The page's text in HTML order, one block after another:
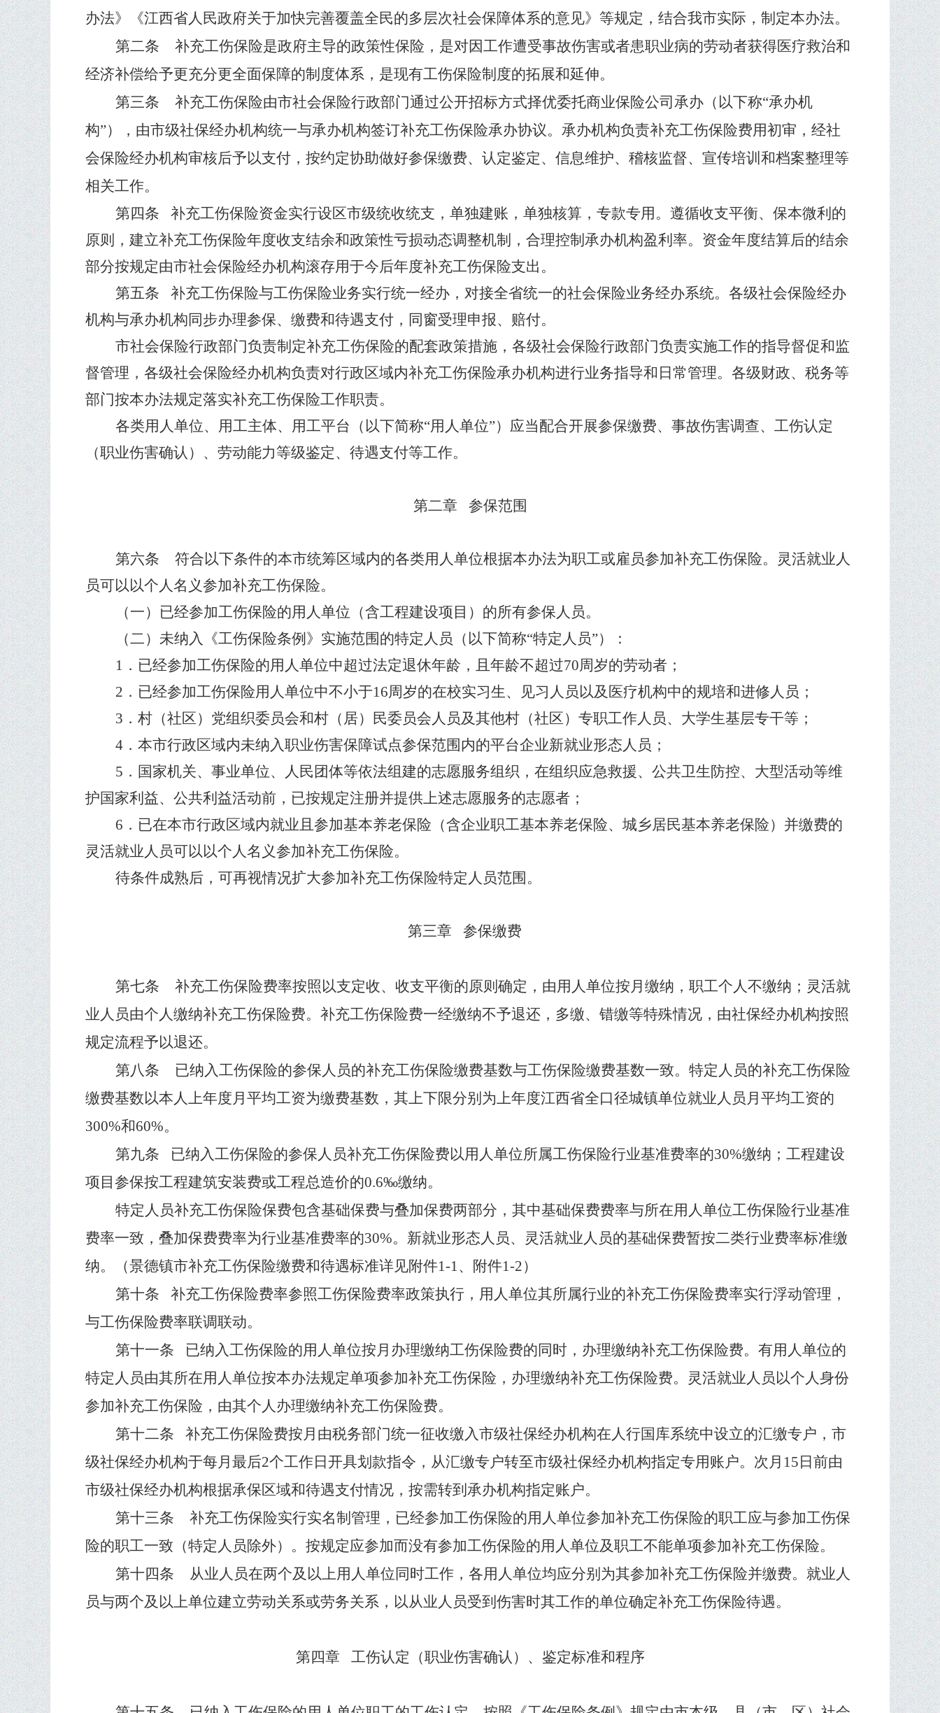
办法》《江西省人民政府关于加快完善覆盖全民的多层次社会保障体系的意见》等规定，结合我市实际，制定本办法。
第二条
补充工伤保险是政府主导的政策性保险，是对因工作遭受事故伤害或者患职业病的劳动者获得医疗救治和
经济补偿给予更充分更全面保障的制度体系，是现有工伤保险制度的拓展和延伸。
第三条
补充工伤保险由市社会保险行政部门通过公开招标方式择优委托商业保险公司承办（以下称“承办机
构”），由市级社保经办机构统一与承办机构签订补充工伤保险承办协议。承办机构负责补充工伤保险费用初审，经社
会保险经办机构审核后予以支付，按约定协助做好参保缴费、认定鉴定、信息维护、稽核监督、宣传培训和档案整理等
相关工作。
第四条
补充工伤保险资金实行设区市级统收统支，单独建账，单独核算，专款专用。遵循收支平衡、保本微利的
原则，建立补充工伤保险年度收支结余和政策性亏损动态调整机制，合理控制承办机构盈利率。资金年度结算后的结余
部分按规定由市社会保险经办机构滚存用于今后年度补充工伤保险支出。
第五条
补充工伤保险与工伤保险业务实行统一经办，对接全省统一的社会保险业务经办系统。各级社会保险经办
机构与承办机构同步办理参保、缴费和待遇支付，同窗受理申报、赔付。
市社会保险行政部门负责制定补充工伤保险的配套政策措施，各级社会保险行政部门负责实施工作的指导督促和监
督管理，各级社会保险经办机构负责对行政区域内补充工伤保险承办机构进行业务指导和日常管理。各级财政、税务等
部门按本办法规定落实补充工伤保险工作职责。
各类用人单位、用工主体、用工平台（以下简称“用人单位”）应当配合开展参保缴费、事故伤害调查、工伤认定
（职业伤害确认）、劳动能力等级鉴定、待遇支付等工作。
第二章 参保范围
第六条
符合以下条件的本市统筹区域内的各类用人单位根据本办法为职工或雇员参加补充工伤保险。灵活就业人
员可以以个人名义参加补充工伤保险。
（一）已经参加工伤保险的用人单位（含工程建设项目）的所有参保人员。
（二）未纳入《工伤保险条例》实施范围的特定人员（以下简称“特定人员”）：
1 ．已经参加工伤保险的用人单位中超过法定退休年龄，且年龄不超过70周岁的劳动者；
2 ．已经参加工伤保险用人单位中不小于16周岁的在校实习生、见习人员以及医疗机构中的规培和进修人员；
3 ．村（社区）党组织委员会和村（居）民委员会人员及其他村（社区）专职工作人员、大学生基层专干等；
4 ．本市行政区域内未纳入职业伤害保障试点参保范围内的平台企业新就业形态人员；
5 ．国家机关、事业单位、人民团体等依法组建的志愿服务组织，在组织应急救援、公共卫生防控、大型活动等维
护国家利益、公共利益活动前，已按规定注册并提供上述志愿服务的志愿者；
6 ．已在本市行政区域内就业且参加基本养老保险（含企业职工基本养老保险、城乡居民基本养老保险）并缴费的
灵活就业人员可以以个人名义参加补充工伤保险。
待条件成熟后，可再视情况扩大参加补充工伤保险特定人员范围。
第三章 参保缴费
第七条
补充工伤保险费率按照以支定收、收支平衡的原则确定，由用人单位按月缴纳，职工个人不缴纳；灵活就
业人员由个人缴纳补充工伤保险费。补充工伤保险费一经缴纳不予退还，多缴、错缴等特殊情况，由社保经办机构按照
规定流程予以退还。
第八条
已纳入工伤保险的参保人员的补充工伤保险缴费基数与工伤保险缴费基数一致。特定人员的补充工伤保险
缴费基数以本人上年度月平均工资为缴费基数，其上下限分别为上年度江西省全口径城镇单位就业人员月平均工资的
300%和60%。
第九条
已纳入工伤保险的参保人员补充工伤保险费以用人单位所属工伤保险行业基准费率的30%缴纳；工程建设
项目参保按工程建筑安装费或工程总造价的0.6‰缴纳。
特定人员补充工伤保险保费包含基础保费与叠加保费两部分，其中基础保费费率与所在用人单位工伤保险行业基准
费率一致，叠加保费费率为行业基准费率的30%。新就业形态人员、灵活就业人员的基础保费暂按二类行业费率标准缴
纳。（景德镇市补充工伤保险缴费和待遇标准详见附件1-1、附件1-2）
第十条
补充工伤保险费率参照工伤保险费率政策执行，用人单位其所属行业的补充工伤保险费率实行浮动管理，
与工伤保险费率联调联动。
第十一条
已纳入工伤保险的用人单位按月办理缴纳工伤保险费的同时，办理缴纳补充工伤保险费。有用人单位的
特定人员由其所在用人单位按本办法规定单项参加补充工伤保险，办理缴纳补充工伤保险费。灵活就业人员以个人身份
参加补充工伤保险，由其个人办理缴纳补充工伤保险费。
第十二条
补充工伤保险费按月由税务部门统一征收缴入市级社保经办机构在人行国库系统中设立的汇缴专户，市
级社保经办机构于每月最后2个工作日开具划款指令，从汇缴专户转至市级社保经办机构指定专用账户。次月 15 日前由
市级社保经办机构根据承保区域和待遇支付情况，按需转到承办机构指定账户。
第十三条
补充工伤保险实行实名制管理，已经参加工伤保险的用人单位参加补充工伤保险的职工应与参加工伤保
险的职工一致（特定人员除外）。按规定应参加而没有参加工伤保险的用人单位及职工不能单项参加补充工伤保险。
第十四条
从业人员在两个及以上用人单位同时工作，各用人单位均应分别为其参加补充工伤保险并缴费。就业人
员与两个及以上单位建立劳动关系或劳务关系，以从业人员受到伤害时其工作的单位确定补充工伤保险待遇。
第四章 工伤认定（职业伤害确认）、鉴定标准和程序